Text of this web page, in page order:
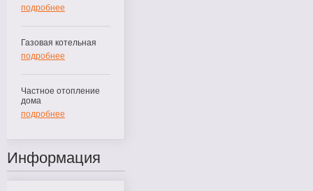
подробнее
Газовая котельная
подробнее
Частное отопление
дома
подробнее
Информация